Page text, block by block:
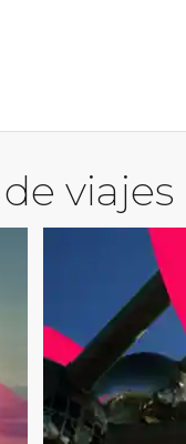
viajes